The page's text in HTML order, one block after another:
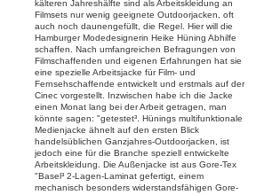
kälteren Jahreshälfte sind als Arbeitskleidung an
Filmsets nur wenig geeignete Outdoorjacken, oft
auch noch daunengefüllt, die Regel. Hier will die
Hamburger Modedesignerin Heike Hüning Abhilfe
schaffen. Nach umfangreichen Befragungen von
Filmschaffenden und eigenen Erfahrungen hat sie
eine spezielle Arbeitsjacke für Film- und
Fernsehschaffende entwickelt und erstmals auf der
Cinec vorgestellt. Inzwischen habe ich die Jacke
einen Monat lang bei der Arbeit getragen, man
könnte sagen: "getestet³. Hünings multifunktionale
Medienjacke ähnelt auf den ersten Blick
handelsüblichen Ganzjahres-Outdoorjacken, ist
jedoch eine für die Branche speziell entwickelte
Arbeitskleidung. Die Außenjacke ist aus Gore-Tex
"Basel³ 2-Lagen-Laminat gefertigt, einem
mechanisch besonders widerstandsfähigen Gore-